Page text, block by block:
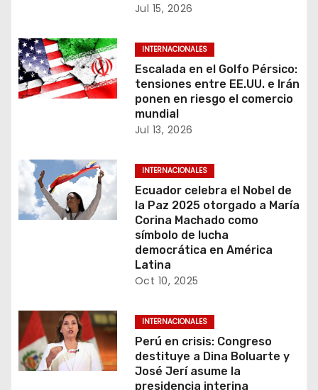
d
e
t
r
s
Jul 15, 2026
INTERNACIONALES
Escalada en el Golfo Pérsico:
tensiones entre EE.UU. e Irán
ponen en riesgo el comercio
mundial
Jul 13, 2026
INTERNACIONALES
Ecuador celebra el Nobel de
la Paz 2025 otorgado a María
Corina Machado como
símbolo de lucha
democrática en América
Latina
Oct 10, 2025
INTERNACIONALES
Perú en crisis: Congreso
destituye a Dina Boluarte y
José Jerí asume la
presidencia interina